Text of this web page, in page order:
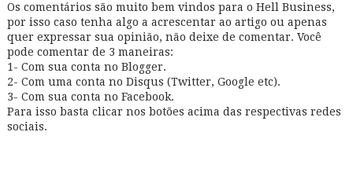
Os comentários são muito bem vindos para o Hell Business,
por isso caso tenha algo a acrescentar ao artigo ou apenas
quer expressar sua opinião, não deixe de comentar. Você
pode comentar de 3 maneiras:
1- Com sua conta no Blogger.
2- Com uma conta no Disqus (Twitter, Google etc).
3- Com sua conta no Facebook.
Para isso basta clicar nos botões acima das respectivas redes
sociais.